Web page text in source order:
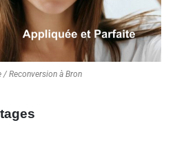
Reconversion à Bron